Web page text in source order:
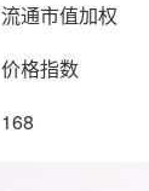
流通市值加权
价格指数
168